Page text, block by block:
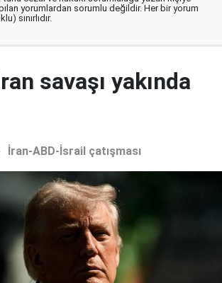
yorumlardan sorumlu değildir. Her bir yorum
sınırlıdır.
savaşı yakında
İran-ABD-İsrail çatışması